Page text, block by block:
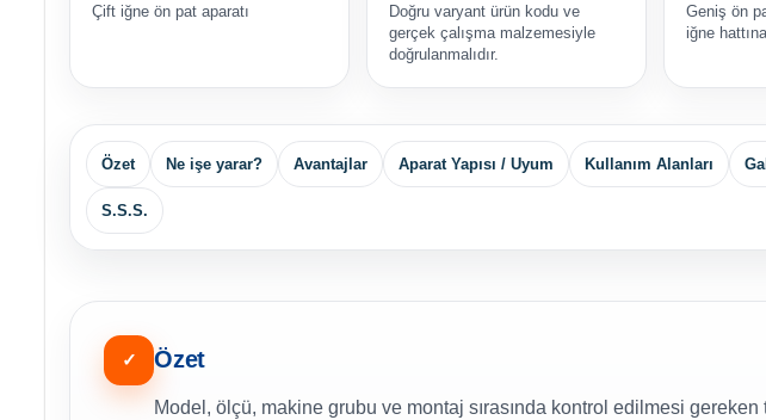
Çift iğne ön pat aparatı
Doğru varyant ürün kodu ve
gerçek çalışma malzemesiyle
doğrulanmalıdır.
Geniş ön
iğne
Özet Ne işe yarar? Avantajlar Aparat Yapısı / Uyum Kullanım Alanları
S.S.S.
✓ Özet
Model, ölçü, makine grubu ve montaj sırasında kontrol edilmesi gereken